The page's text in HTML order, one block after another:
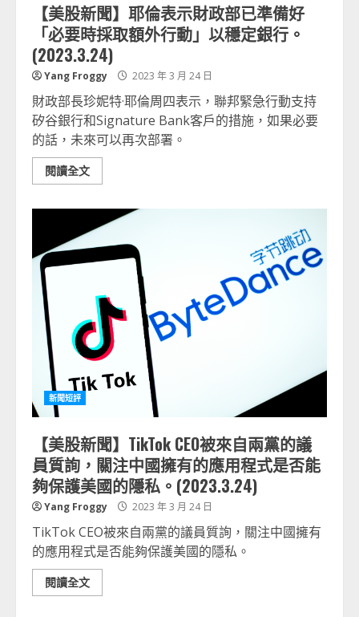
【美股新聞】耶倫表示財政部已準備好
「必要時採取額外行動」以穩定銀行。
(2023.3.24)
Yang Froggy 2023 年 3 月 24 日
財政部長珍妮特·耶倫周四表示，聯邦緊急行動支持
矽谷銀行和Signature Bank客戶的措施，如果必要
的話，未來可以再次部署。
閱讀全文
新聞短評
【美股新聞】TikTok CEO被來自兩黨的議
員質詢，關注中國擁有的應用程式是否能
夠保護美國的隱私。(2023.3.24)
Yang Froggy 2023 年 3 月 24 日
TikTok CEO被來自兩黨的議員質詢，關注中國擁有
的應用程式是否能夠保護美國的隱私。
閱讀全文